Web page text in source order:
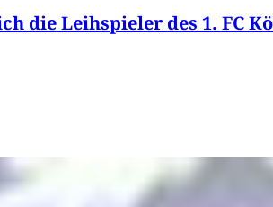
die Leihspieler des 1. FC